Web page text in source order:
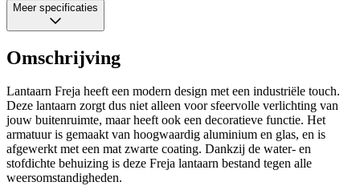
Meer specificaties
Omschrijving
Lantaarn Freja heeft een modern design met een industriële touch.
Deze lantaarn zorgt dus niet alleen voor sfeervolle verlichting van
jouw buitenruimte, maar heeft ook een decoratieve functie. Het
armatuur is gemaakt van hoogwaardig aluminium en glas, en is
afgewerkt met een mat zwarte coating. Dankzij de water- en
stofdichte behuizing is deze Freja lantaarn bestand tegen alle
weersomstandigheden.